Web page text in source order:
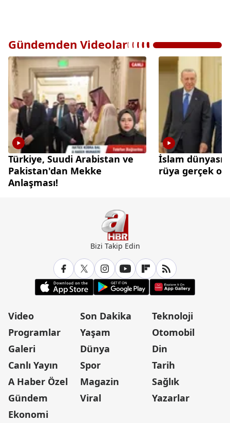
Gündemden Videolar
Türkiye, Suudi Arabistan ve
Pakistan'dan Mekke
Anlaşması!
İslam
rüya gerçek
Bizi Takip Edin
Video
Programlar
Galeri
Canlı Yayın
A Haber Özel
Gündem
Ekonomi
Son Dakika
Yaşam
Dünya
Spor
Magazin
Viral
Teknoloji
Otomobil
Din
Tarih
Sağlık
Yazarlar